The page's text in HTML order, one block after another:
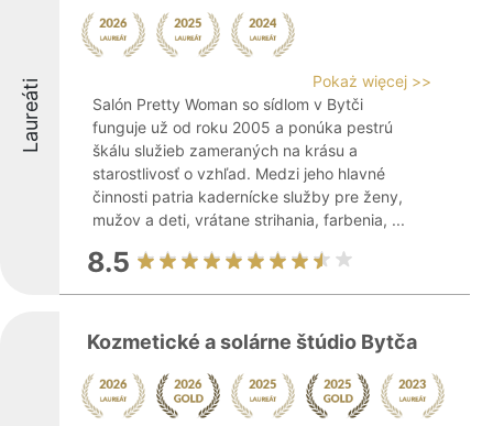
Laureáti
Pokaż więcej >>
Salón Pretty Woman so sídlom v Bytči
funguje už od roku 2005 a ponúka pestrú
škálu služieb zameraných na krásu a
starostlivosť o vzhľad. Medzi jeho hlavné
činnosti patria kadernícke služby pre ženy,
mužov a deti, vrátane strihania, farbenia, ...
8.5
Kozmetické a solárne štúdio Bytča